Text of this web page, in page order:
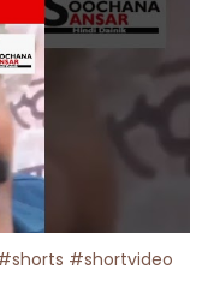
#shortvideo